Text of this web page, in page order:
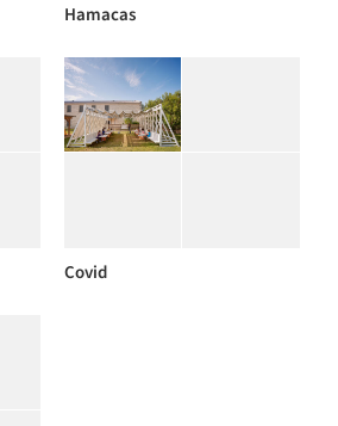
Hamacas
Covid